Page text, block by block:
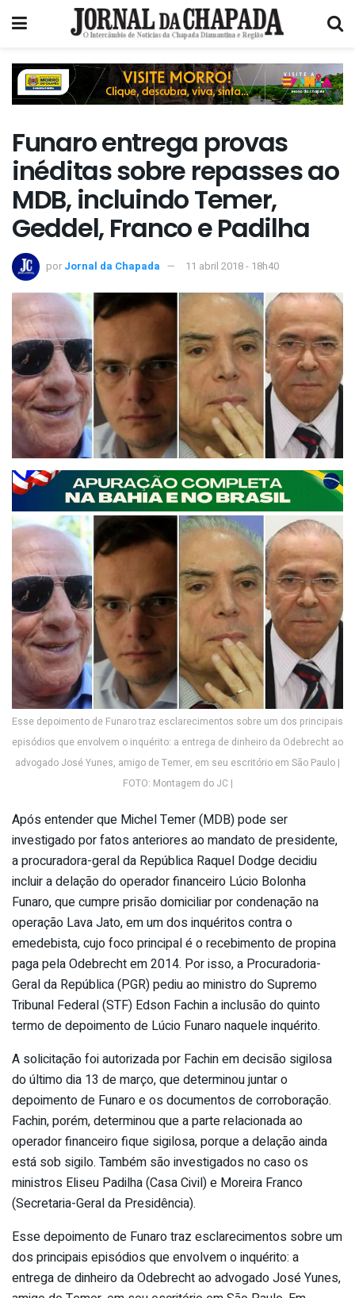
Funaro entrega provas
inéditas sobre repasses ao
MDB, incluindo Temer,
Geddel, Franco e Padilha
por Jornal da Chapada 11 abril 2018 - 18h40
Esse depoimento de Funaro traz esclarecimentos sobre um dos principais
episódios que envolvem o inquérito: a entrega de dinheiro da Odebrecht ao
advogado José Yunes, amigo de Temer, em seu escritório em São Paulo |
FOTO: Montagem do JC |
Após entender que Michel Temer (MDB) pode ser
investigado por fatos anteriores ao mandato de presidente,
a procuradora-geral da República Raquel Dodge decidiu
incluir a delação do operador financeiro Lúcio Bolonha
Funaro, que cumpre prisão domiciliar por condenação na
operação Lava Jato, em um dos inquéritos contra o
emedebista, cujo foco principal é o recebimento de propina
paga pela Odebrecht em 2014. Por isso, a Procuradoria-
Geral da República (PGR) pediu ao ministro do Supremo
Tribunal Federal (STF) Edson Fachin a inclusão do quinto
termo de depoimento de Lúcio Funaro naquele inquérito.
A solicitação foi autorizada por Fachin em decisão sigilosa
do último dia 13 de março, que determinou juntar o
depoimento de Funaro e os documentos de corroboração.
Fachin, porém, determinou que a parte relacionada ao
operador financeiro fique sigilosa, porque a delação ainda
está sob sigilo. Também são investigados no caso os
ministros Eliseu Padilha (Casa Civil) e Moreira Franco
(Secretaria-Geral da Presidência).
Esse depoimento de Funaro traz esclarecimentos sobre um
dos principais episódios que envolvem o inquérito: a
entrega de dinheiro da Odebrecht ao advogado José Yunes,